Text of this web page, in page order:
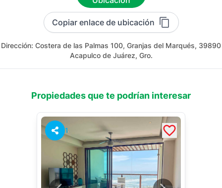
Copiar enlace de ubicación
Dirección: Costera de las Palmas 100, Granjas del Marqués, 39890
Acapulco de Juárez, Gro.
Propiedades que te podrían interesar
1